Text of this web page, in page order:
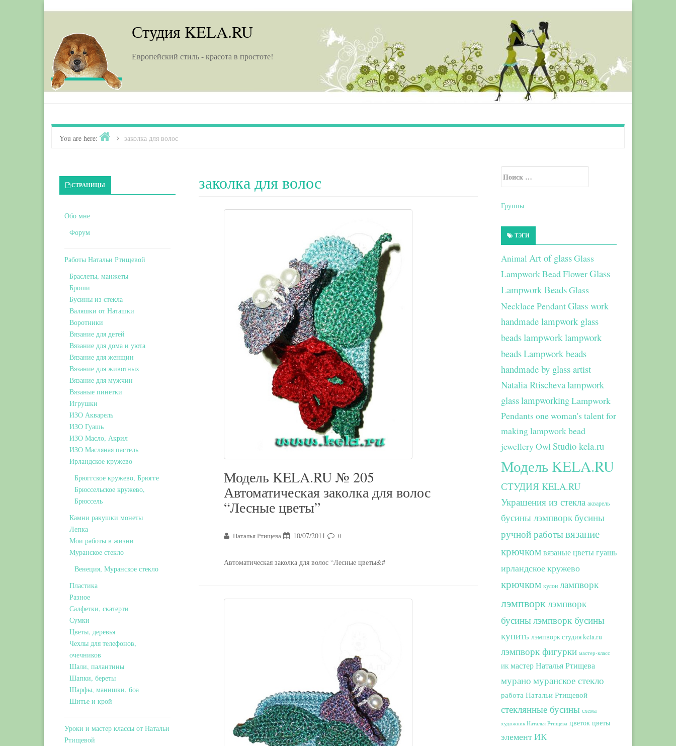
Студия KELA.RU
Европейский стиль - красота в простоте!
You are here: Homeзаколка для волос
заколка для волос
Модель KELA.RU № 205
Автоматическая заколка для волос
“Лесные цветы”
Наталья Ртищева 10/07/2011 0
Автоматическая заколка для волос “Лесные цветы&#
Primary Sidebar
СТРАНИЦЫ
Обо мне
Форум
Работы Натальи Ртищевой
Браслеты, манжеты
Броши
Бусины из стекла
Валяшки от Наташки
Воротники
Вязание для детей
Вязание для дома и уюта
Вязание для женщин
Вязание для животных
Вязание для мужчин
Вязаные пинетки
Игрушки
ИЗО Акварель
ИЗО Гуашь
ИЗО Масло, Акрил
ИЗО Масляная пастель
Ирландское кружево
Брюггское кружево, Брюгге
Брюссельское кружево,
Брюссель
Камни ракушки монеты
Лепка
Мои работы в жизни
Муранское стекло
Венеция, Муранское стекло
Пластика
Разное
Салфетки, скатерти
Сумки
Цветы, деревья
Чехлы для телефонов,
очечников
Шали, палантины
Шапки, береты
Шарфы, манишки, боа
Шитье и крой
Уроки и мастер классы от Натальи
Ртищевой
Secondary Sidebar
Группы
ТЭГИ
Animal Art of glassGlass
Lampwork Bead FlowerGlass
Lampwork BeadsGlass
Necklace PendantGlass work
handmade lampwork glass
beadslampworklampwork
beadsLampwork beads
handmade by glass artist
Natalia Rtischevalampwork
glasslampworkingLampwork
Pendants one woman's talent for
making lampwork bead
jewelleryOwlStudio kela.ru
Модель KELA.RU
СТУДИЯ KELA.RU
Украшения из стекла акварель
бусины лэмпворк бусины
ручной работывязание
крючком вязаные цветы гуашь
ирландское кружево
крючком кулон лампворк
лэмпворклэмпворк
бусинылэмпворк бусины
купить лэмпворк студия kela.ru
лэмпворк фигурки мастер-класс
ИК мастер Наталья Ртищева
мурано муранское стекло
работа Натальи Ртищевой
стеклянные бусины схема
художник Наталья Ртищева цветок цветы
элемент ИК